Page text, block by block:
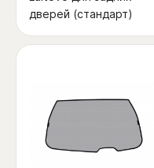
дверей (стандарт)